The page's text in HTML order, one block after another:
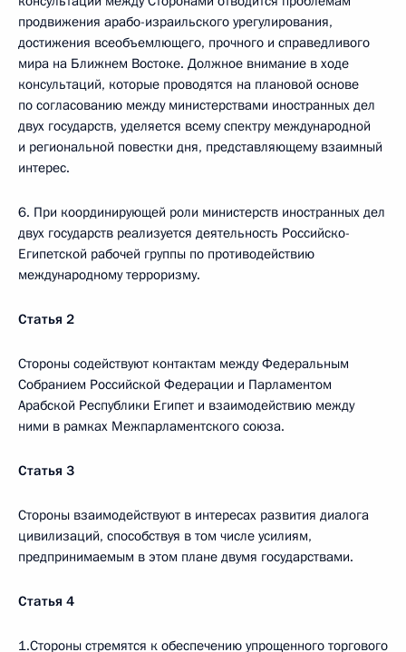
продвижения арабо-израильского урегулирования,
достижения всеобъемлющего, прочного и справедливого
мира на Ближнем Востоке. Должное внимание в ходе
консультаций, которые проводятся на плановой основе
по согласованию между министерствами иностранных дел
двух государств, уделяется всему спектру международной
и региональной повестки дня, представляющему взаимный
интерес.
6. При координирующей роли министерств иностранных дел
двух государств реализуется деятельность Российско-
Египетской рабочей группы по противодействию
международному терроризму.
Статья 2
Стороны содействуют контактам между Федеральным
Собранием Российской Федерации и Парламентом
Арабской Республики Египет и взаимодействию между
ними в рамках Межпарламентского союза.
Статья 3
Стороны взаимодействуют в интересах развития диалога
цивилизаций, способствуя в том числе усилиям,
предпринимаемым в этом плане двумя государствами.
Статья 4
1.Стороны стремятся к обеспечению упрощенного торгового